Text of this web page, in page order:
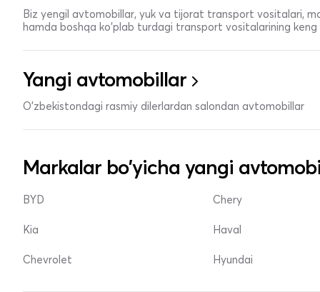
Biz yengil avtomobillar, yuk va tijorat transport vositalari,
hamda boshqa ko'plab turdagi transport vositalarining
Yangi avtomobillar
O'zbekistondagi rasmiy dilerlardan salondan avtomobillar
Markalar bo'yicha yangi
BYD
Kia
Chevrolet
Chery
Haval
Hyundai